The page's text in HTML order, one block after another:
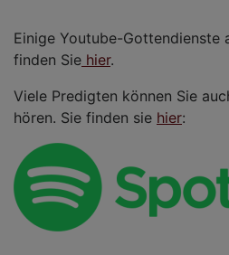
Einige Youtube-Gottendienste
finden Sie hier.
Viele Predigten können Sie
hören. Sie finden sie hier: